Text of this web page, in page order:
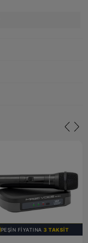
PEŞIN FIYATINA3 TAKSIT